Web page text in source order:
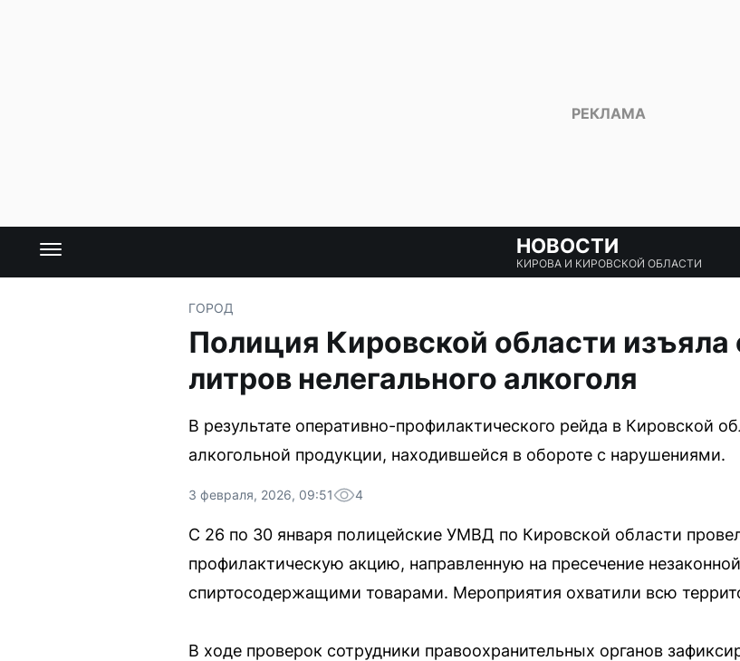
НОВОСТИ
КИРОВА И КИРОВСКОЙ ОБЛАСТИ
ГОРОД
Полиция Кировской области
литров нелегального алкоголя
В результате оперативно-профилактического рейда в Кировской
алкогольной продукции, находившейся в обороте с нарушениями.
3 февраля, 2026, 09:51 4
С 26 по 30 января полицейские УМВД по Кировской области
профилактическую акцию, направленную на пресечение
спиртосодержащими товарами. Мероприятия охватили всю
В ходе проверок сотрудники правоохранительных органов